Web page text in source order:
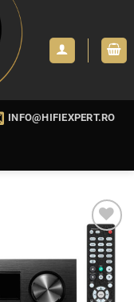
INFO@HIFIEXPERT.RO
WISHLIST